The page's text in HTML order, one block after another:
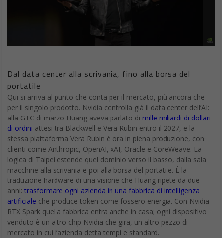
Dal data center alla scrivania, fino alla borsa del
portatile
Qui si arriva al punto che conta per il mercato, più ancora che
per il singolo prodotto. Nvidia controlla già il data center dell’AI:
alla GTC di marzo Huang aveva parlato di mille miliardi di dollari
di ordini attesi tra Blackwell e Vera Rubin entro il 2027, e la
stessa piattaforma Vera Rubin è ora in piena produzione, con
clienti come Anthropic, OpenAI, xAI, Oracle e CoreWeave. La
logica di Taipei estende quel dominio verso il basso, dalla sala
macchine alla scrivania e poi alla borsa del portatile. È la
traduzione hardware di una visione che Huang ripete da due
anni: trasformare ogni azienda in una fabbrica di intelligenza
artificiale che produce token come fossero energia. Con Nvidia
RTX Spark quella fabbrica entra anche in casa; ogni dispositivo
venduto è un altro chip Nvidia che gira, un altro pezzo di
mercato in cui l’azienda detta tempi e standard.